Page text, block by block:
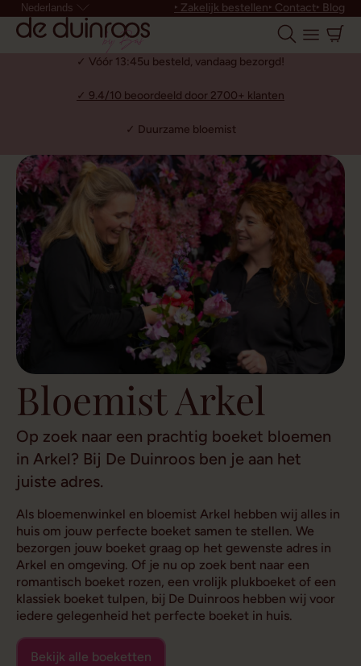
Nederlands ‣ Zakelijk bestellen‣ Contact‣ Blog
✓ Vóór 13:45u besteld, vandaag bezorgd!
✓ 9.4/10 beoordeeld door 2700+ klanten
✓ Duurzame bloemist
Bloemist Arkel
Op zoek naar een prachtig boeket bloemen
in Arkel? Bij De Duinroos ben je aan het
juiste adres.
Als bloemenwinkel en bloemist Arkel hebben wij alles in
huis om jouw perfecte boeket samen te stellen. We
bezorgen jouw boeket graag op het gewenste adres in
Arkel en omgeving. Of je nu op zoek bent naar een
romantisch boeket rozen, een vrolijk plukboeket of een
klassiek boeket tulpen, bij De Duinroos hebben wij voor
iedere gelegenheid het perfecte boeket in huis.
Bekijk alle boeketten